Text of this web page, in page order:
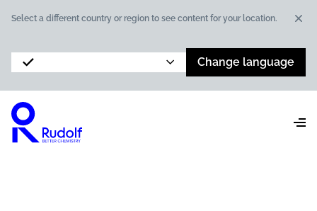
Select a different country or region to see content for your location.
Change language